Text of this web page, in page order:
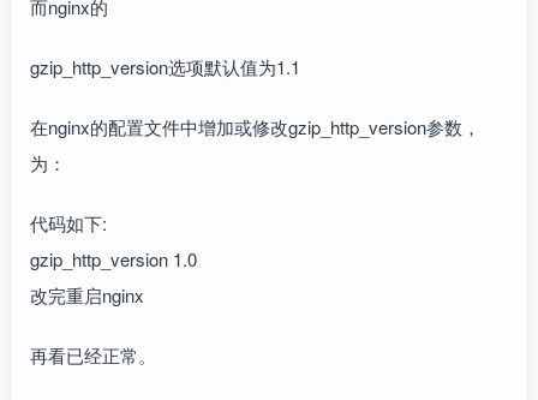
而nginx的
gzip_http_version选项默认值为1.1
在nginx的配置文件中增加或修改gzip_http_version参数，
为：
代码如下:
gzip_http_version 1.0
改完重启nginx
再看已经正常。